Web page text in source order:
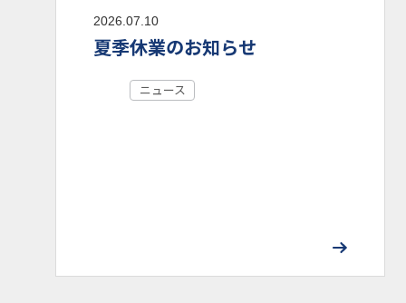
2026.07.10
夏季休業のお知らせ
ニュース